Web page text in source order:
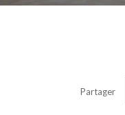
Partager